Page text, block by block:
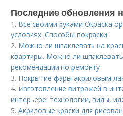
Последние обновления
1. Все своими руками Окраска
условиях. Способы покраски
2. Можно ли шпаклевать на
квартиры. Можно ли шпаклевать
рекомендации по ремонту
3. Покрытие фары акриловым
4. Изготовление витражей в
интерьере: технологии, виды,
5.Акриловые краски для